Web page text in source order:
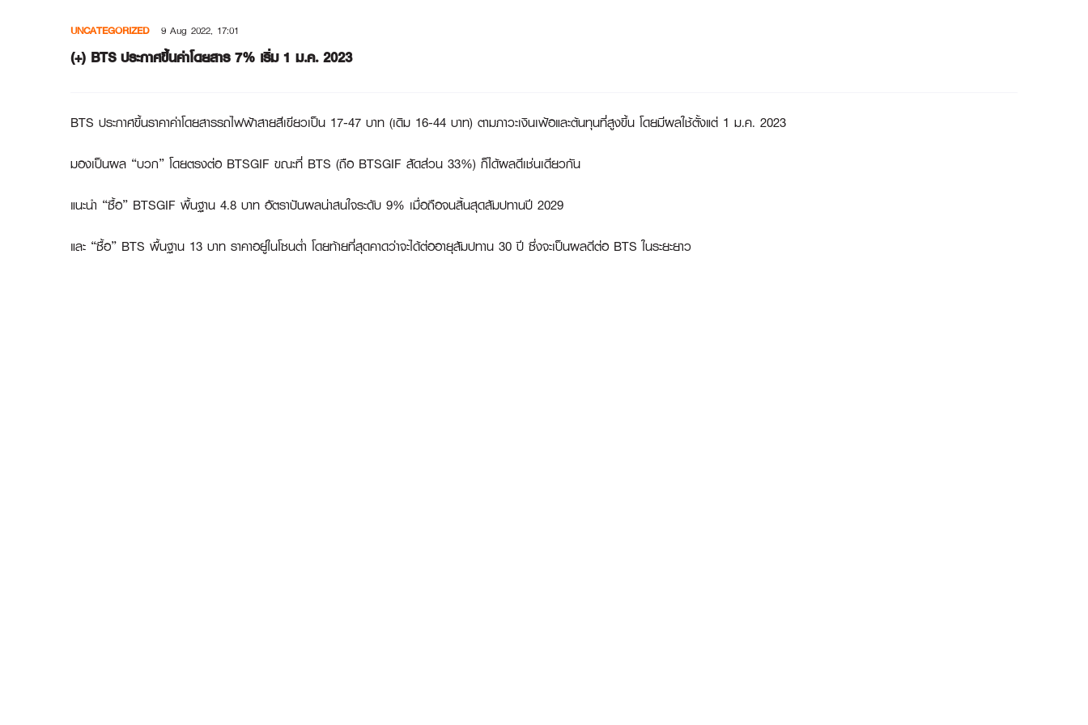
UNCATEGORIZED 9 Aug 2022, 17:01
(+) BTS ประกาศขึ้นค่าโดยสาร 7% เริ่ม 1 ม.ค. 2023
BTS ประกาศขึ้นราคาค่าโดยสารรถไฟฟ้าสายสีเขียวเป็น 17-47 บาท (เดิม 16-44 บาท) ตามภาวะเงินเฟ้อและต้นทุนที่สูงขึ้น โดยมีผลใช้ตั้งแต่ 1 ม.ค. 2023
มองเป็นผล “บวก” โดยตรงต่อ BTSGIF ขณะที่ BTS (ถือ BTSGIF สัดส่วน 33%) ก็ได้ผลดีเช่นเดียวกัน
แนะนำ “ซื้อ” BTSGIF พื้นฐาน 4.8 บาท อัตราปันผลน่าสนใจระดับ 9% เมื่อถือจนสิ้นสุดสัมปทานปี 2029
และ “ซื้อ” BTS พื้นฐาน 13 บาท ราคาอยู่ในโซนต่ำ โดยท้ายที่สุดคาดว่าจะได้ต่ออายุสัมปทาน 30 ปี ซึ่งจะเป็นผลดีต่อ BTS ในระยะยาว